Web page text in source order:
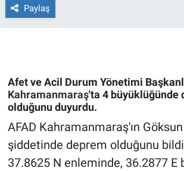
Paylaş
Afet ve Acil Durum Yönetimi
Kahramanmaraş'ta 4 büyüklüğünde
olduğunu duyurdu.
AFAD Kahramanmaraş'ın
şiddetinde deprem olduğunu
37.8625 N enleminde, 36.2877 E
Gün Başlıyor
Gün Bitiyor
Gün Ortası